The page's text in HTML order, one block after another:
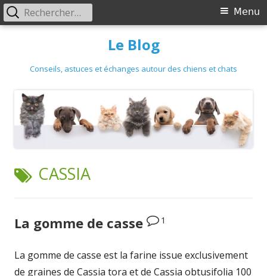
content
Le Blog
Conseils, astuces et échanges autour des chiens et chats
Primary
Menu
Menu
Rechercher :
TAG:
CASSIA
La gomme de casse 1
La gomme de casse est la farine issue exclusivement
de graines de Cassia tora et de Cassia obtusifolia 100